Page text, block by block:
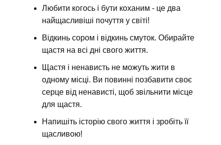
Любити когось і бути коханим - це два
найщасливіші почуття у світі!
Відкинь сором і відкинь смуток. Обирайте
щастя на всі дні свого життя.
Щастя і ненависть не можуть жити в
одному місці. Ви повинні позбавити своє
серце від ненависті, щоб звільнити місце
для щастя.
Напишіть історію свого життя і зробіть її
щасливою!